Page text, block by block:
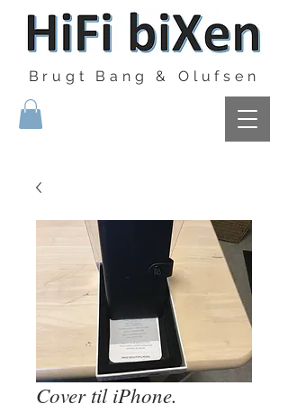
Brugt Bang & Olufsen
Cover til iPhone.